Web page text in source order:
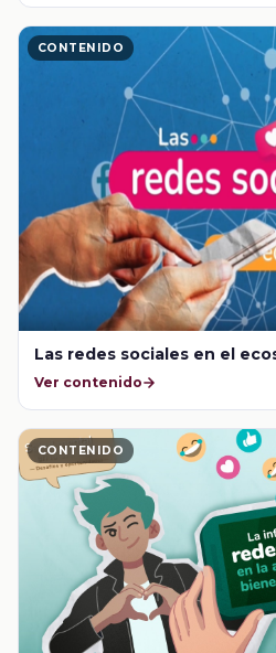
CONTENIDO
Las redes sociales en el
Ver contenido
CONTENIDO